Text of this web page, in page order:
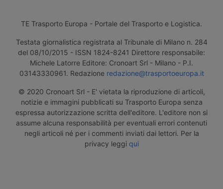
TE Trasporto Europa - Portale del Trasporto e Logistica.
Testata giornalistica registrata al Tribunale di Milano n. 284
del 08/10/2015 - ISSN 1824-8241 Direttore responsabile:
Michele Latorre Editore: Cronoart Srl - Milano - P.I.
03143330961. Redazione redazione@trasportoeuropa.it
© 2020 Cronoart Srl - E' vietata la riproduzione di articoli,
notizie e immagini pubblicati su Trasporto Europa senza
espressa autorizzazione scritta dell'editore. L'editore non si
assume alcuna responsabilità per eventuali errori contenuti
negli articoli né per i commenti inviati dai lettori. Per la
privacy leggi qui